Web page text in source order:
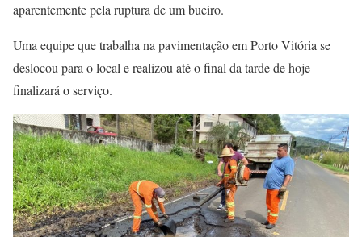
aparentemente pela ruptura de um bueiro.
Uma equipe que trabalha na pavimentação em Porto Vitória se
deslocou para o local e realizou até o final da tarde de hoje
finalizará o serviço.